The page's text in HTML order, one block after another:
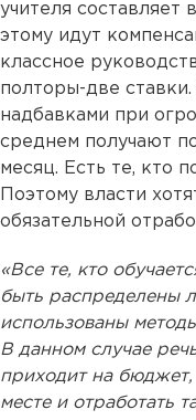
учителя составляет
этому идут
классное
полторы-две
надбавками при
среднем получают
месяц. Есть те, кто
Поэтому власти
обязательной
«Все те, кто
быть распределены
использованы
В данном случае
приходит на
месте и отработать